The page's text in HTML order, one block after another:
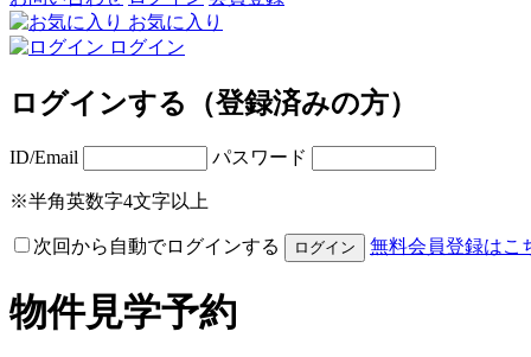
お気に入り
ログイン
ログインする（登録済みの方）
ID/Email パスワード
※半角英数字4文字以上
次回から自動でログインする 無料会員登録はこ
物件見学予約